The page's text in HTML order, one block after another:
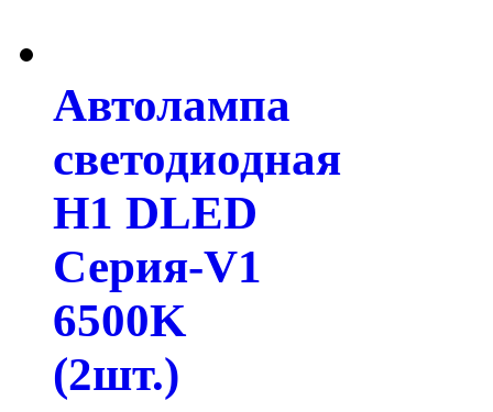
Автолампа
светодиодная
H1 DLED
Серия-V1
6500K
(2шт.)